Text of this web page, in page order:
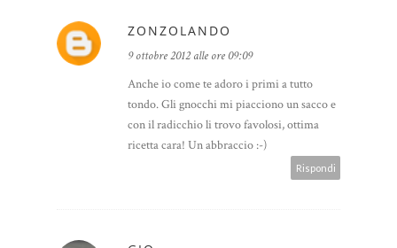
ZONZOLANDO
9 ottobre 2012 alle ore 09:09
Anche io come te adoro i primi a tutto
tondo. Gli gnocchi mi piacciono un sacco e
con il radicchio li trovo favolosi, ottima
ricetta cara! Un abbraccio :-)
Rispondi